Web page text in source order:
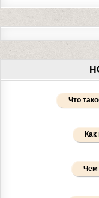
Что
Как
Чем